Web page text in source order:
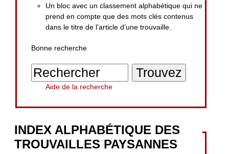
Un bloc avec un classement alphabétique qui ne
prend en compte que des mots clés contenus
dans le titre de l’article d’une trouvaille.
Bonne recherche
Aide de la recherche
INDEX ALPHABÉTIQUE DES
TROUVAILLES PAYSANNES